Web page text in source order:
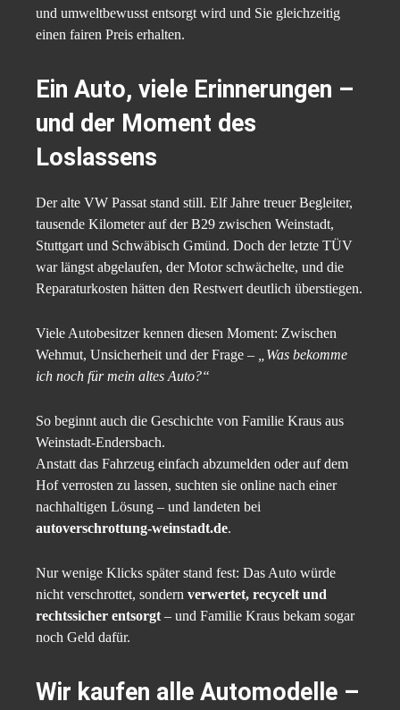
und umweltbewusst entsorgt wird und Sie gleichzeitig
einen fairen Preis erhalten.
Ein Auto, viele Erinnerungen –
und der Moment des
Loslassens
Der alte VW Passat stand still. Elf Jahre treuer Begleiter,
tausende Kilometer auf der B29 zwischen Weinstadt,
Stuttgart und Schwäbisch Gmünd. Doch der letzte TÜV
war längst abgelaufen, der Motor schwächelte, und die
Reparaturkosten hätten den Restwert deutlich überstiegen.
Viele Autobesitzer kennen diesen Moment: Zwischen
Wehmut, Unsicherheit und der Frage –
„Was bekomme
ich noch für mein altes Auto?“
So beginnt auch die Geschichte von Familie Kraus aus
Weinstadt-Endersbach.
Anstatt das Fahrzeug einfach abzumelden oder auf dem
Hof verrosten zu lassen, suchten sie online nach einer
nachhaltigen Lösung – und landeten bei
autoverschrottung-weinstadt.de.
Nur wenige Klicks später stand fest: Das Auto würde
nicht verschrottet, sondern verwertet, recycelt und
rechtssicher entsorgt – und Familie Kraus bekam sogar
noch Geld dafür.
Wir kaufen alle Automodelle –